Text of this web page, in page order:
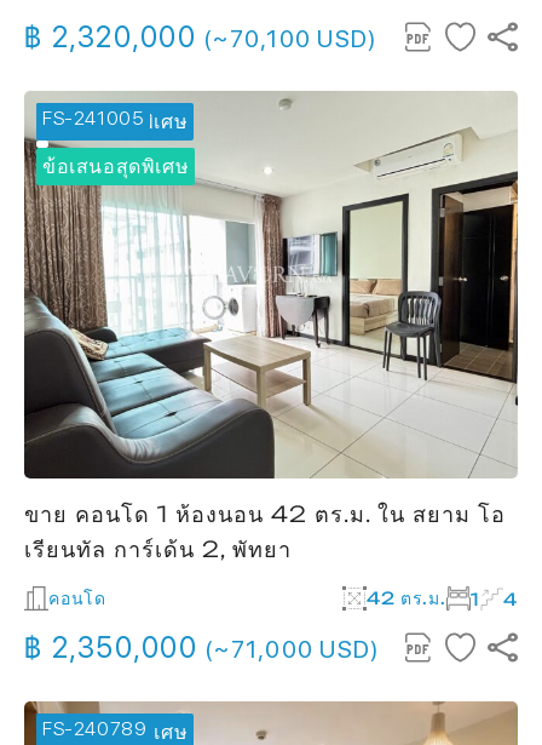
฿ 2,320,000 (~70,100 USD)
FS-241005
🔥 ข้อเสนอพิเศษ
ข้อเสนอสุดพิเศษ
ขาย คอนโด 1 ห้องนอน 42 ตร.ม. ใน สยาม โอ
เรียนทัล การ์เด้น 2, พัทยา
คอนโด 42 ตร.ม. 1 4
฿ 2,350,000 (~71,000 USD)
FS-240789
🔥 ข้อเสนอพิเศษ